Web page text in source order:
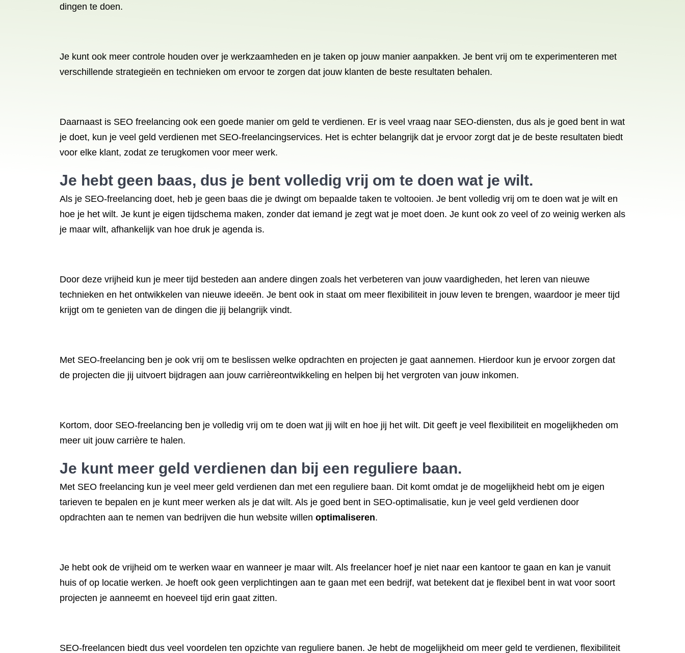
dingen te doen.
Je kunt ook meer controle houden over je werkzaamheden en je taken op jouw manier aanpakken. Je bent vrij om te experimenteren met
verschillende strategieën en technieken om ervoor te zorgen dat jouw klanten de beste resultaten behalen.
Daarnaast is SEO freelancing ook een goede manier om geld te verdienen. Er is veel vraag naar SEO-diensten, dus als je goed bent in wat
je doet, kun je veel geld verdienen met SEO-freelancingservices. Het is echter belangrijk dat je ervoor zorgt dat je de beste resultaten biedt
voor elke klant, zodat ze terugkomen voor meer werk.
Je hebt geen baas, dus je bent volledig vrij om te doen wat je wilt.
Als je SEO-freelancing doet, heb je geen baas die je dwingt om bepaalde taken te voltooien. Je bent volledig vrij om te doen wat je wilt en
hoe je het wilt. Je kunt je eigen tijdschema maken, zonder dat iemand je zegt wat je moet doen. Je kunt ook zo veel of zo weinig werken als
je maar wilt, afhankelijk van hoe druk je agenda is.
Door deze vrijheid kun je meer tijd besteden aan andere dingen zoals het verbeteren van jouw vaardigheden, het leren van nieuwe
technieken en het ontwikkelen van nieuwe ideeën. Je bent ook in staat om meer flexibiliteit in jouw leven te brengen, waardoor je meer tijd
krijgt om te genieten van de dingen die jij belangrijk vindt.
Met SEO-freelancing ben je ook vrij om te beslissen welke opdrachten en projecten je gaat aannemen. Hierdoor kun je ervoor zorgen dat
de projecten die jij uitvoert bijdragen aan jouw carrièreontwikkeling en helpen bij het vergroten van jouw inkomen.
Kortom, door SEO-freelancing ben je volledig vrij om te doen wat jij wilt en hoe jij het wilt. Dit geeft je veel flexibiliteit en mogelijkheden om
meer uit jouw carrière te halen.
Je kunt meer geld verdienen dan bij een reguliere baan.
Met SEO freelancing kun je veel meer geld verdienen dan met een reguliere baan. Dit komt omdat je de mogelijkheid hebt om je eigen
tarieven te bepalen en je kunt meer werken als je dat wilt. Als je goed bent in SEO-optimalisatie, kun je veel geld verdienen door
opdrachten aan te nemen van bedrijven die hun website willen optimaliseren.
Je hebt ook de vrijheid om te werken waar en wanneer je maar wilt. Als freelancer hoef je niet naar een kantoor te gaan en kan je vanuit
huis of op locatie werken. Je hoeft ook geen verplichtingen aan te gaan met een bedrijf, wat betekent dat je flexibel bent in wat voor soort
projecten je aanneemt en hoeveel tijd erin gaat zitten.
SEO-freelancen biedt dus veel voordelen ten opzichte van reguliere banen. Je hebt de mogelijkheid om meer geld te verdienen, flexibiliteit